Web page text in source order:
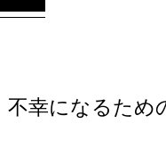
不幸になるため